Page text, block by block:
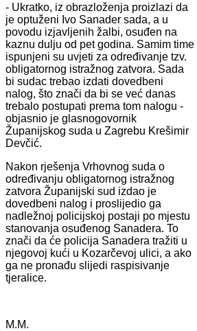
- Ukratko, iz obrazloženja proizlazi da
je optuženi Ivo Sanader sada, a u
povodu izjavljenih žalbi, osuđen na
kaznu dulju od pet godina. Samim time
ispunjeni su uvjeti za određivanje tzv.
obligatornog istražnog zatvora. Sada
bi sudac trebao izdati dovedbeni
nalog, što znači da bi se već danas
trebalo postupati prema tom nalogu -
objasnio je glasnogovornik
Županijskog suda u Zagrebu Krešimir
Devčić.
Nakon rješenja Vrhovnog suda o
određivanju obligatornog istražnog
zatvora Županijski sud izdao je
dovedbeni nalog i proslijedio ga
nadležnoj policijskoj postaji po mjestu
stanovanja osuđenog Sanadera. To
znači da će policija Sanadera tražiti u
njegovoj kući u Kozarčevoj ulici, a ako
ga ne pronađu slijedi raspisivanje
tjeralice.
M.M.